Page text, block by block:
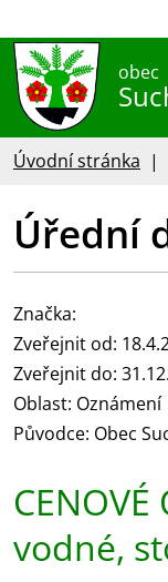
obec
Úvodní stránka
Úřední
Značka:
Zveřejnit od:
Zveřejnit do:
Oblast: Oznámení
Původce: Obec
vodné,